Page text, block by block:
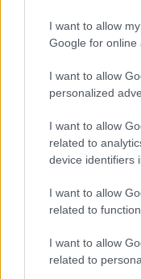
I want to allow
Google for online
I want to allow
personalized
I want to allow
related to
device identifiers
I want to allow
related to
I want to allow
related to
Bódi Guszti és